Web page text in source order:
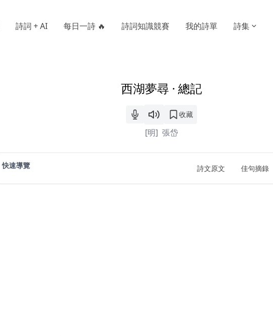
詩詞 + AI 每日一詩 🔥 詩詞知識競賽 我的詩單 詩集
西湖夢尋 · 總記
收藏
[明] 張岱
快速導覽 詩文原文 佳句摘錄